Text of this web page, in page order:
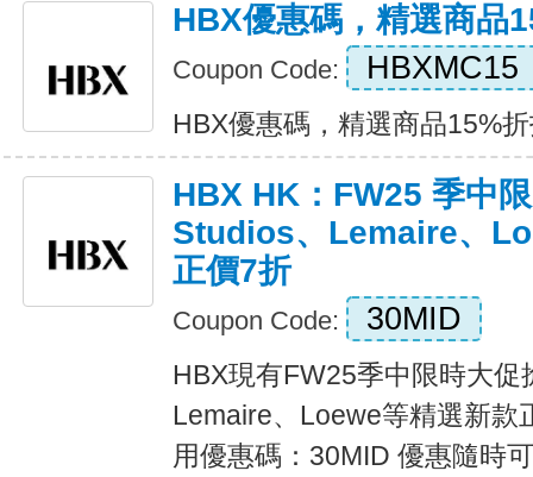
HBX優惠碼，精選商品
Coupon Code: HBXMC15
HBX優惠碼，精選商品15%
HBX HK：FW25 季中
Studios、Lemaire、
正價7折
Coupon Code: 30MID
HBX現有FW25季中限時大促
Lemaire、Loewe等精選新款
用優惠碼：30MID 優惠隨時